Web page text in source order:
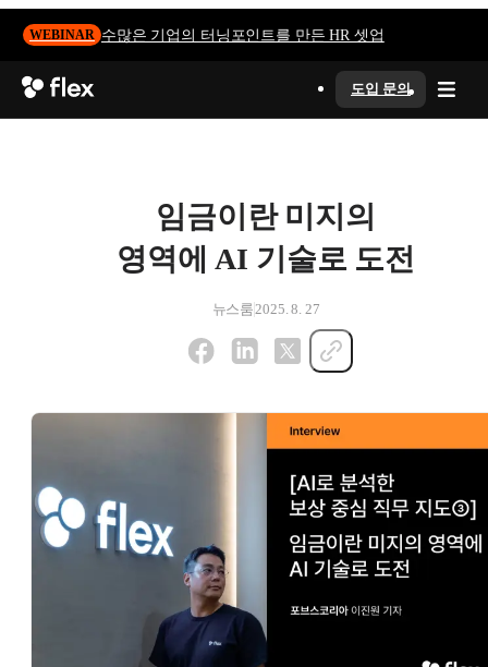
WEBINAR 수많은 기업의 터닝포인트를 만든 HR 셋업
도입 문의
임금이란 미지의
영역에 AI 기술로 도전
뉴스룸 2025. 8. 27